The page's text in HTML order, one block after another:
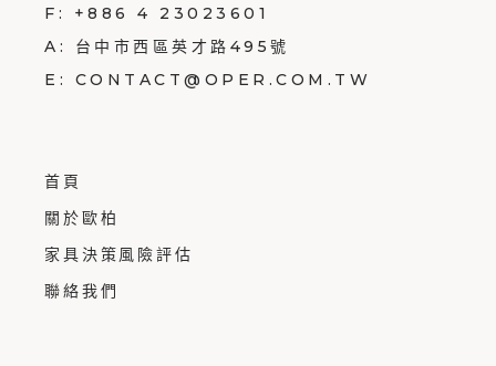
F: +886 4 23023601
A: 台中市西區英才路495號
E: CONTACT@OPER.COM.TW
首頁
關於歐柏
家具決策風險評估
聯絡我們